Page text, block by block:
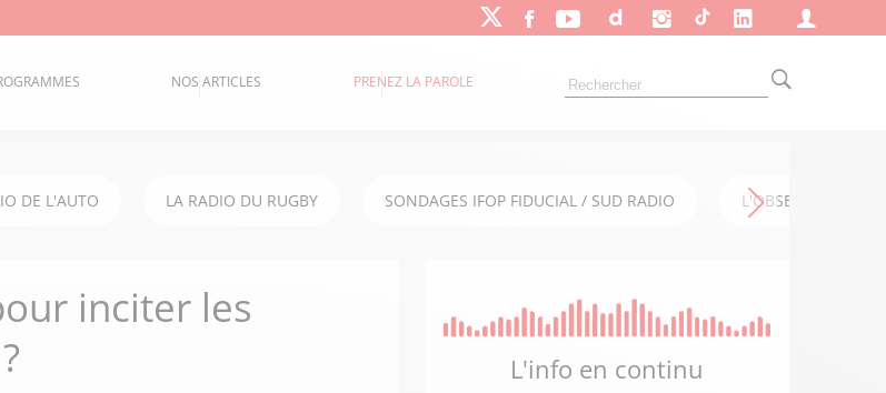
NOS ARTICLES PRENEZ LA PAROLE
DE L'AUTO LA RADIO DU RUGBY SONDAGES IFOP FIDUCIAL / SUD RADIO L'OBSERVATOIRE
inciter les
L'info en continu